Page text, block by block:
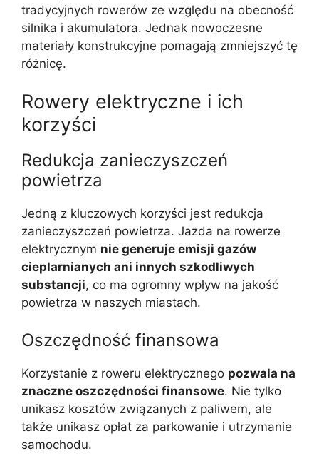
tradycyjnych rowerów ze względu na obecność
silnika i akumulatora. Jednak nowoczesne
materiały konstrukcyjne pomagają zmniejszyć tę
różnicę.
Rowery elektryczne i ich
korzyści
Redukcja zanieczyszczeń
powietrza
Jedną z kluczowych korzyści jest redukcja
zanieczyszczeń powietrza. Jazda na rowerze
elektrycznym nie generuje emisji gazów
cieplarnianych ani innych szkodliwych
substancji, co ma ogromny wpływ na jakość
powietrza w naszych miastach.
Oszczędność finansowa
Korzystanie z roweru elektrycznego pozwala na
znaczne oszczędności finansowe. Nie tylko
unikasz kosztów związanych z paliwem, ale
także unikasz opłat za parkowanie i utrzymanie
samochodu.